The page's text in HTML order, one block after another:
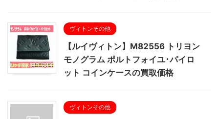
ヴィトンその他
【ルイヴィトン】M82556 トリヨン
モノグラム ポルトフォイユ･パイロ
ット コインケースの買取価格
ヴィトンその他